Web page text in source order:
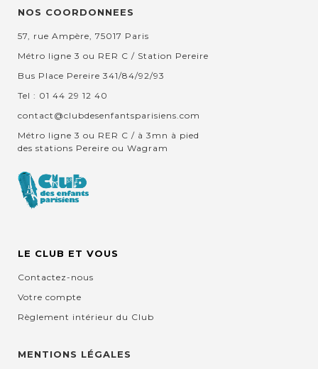
NOS COORDONNEES
57, rue Ampère, 75017 Paris
Métro ligne 3 ou RER C / Station Pereire
Bus Place Pereire 341/84/92/93
Tel : 01 44 29 12 40
contact@clubdesenfantsparisiens.com
Métro ligne 3 ou RER C / à 3mn à pied
des stations Pereire ou Wagram
LE CLUB ET VOUS
Contactez-nous
Votre compte
Règlement intérieur du Club
MENTIONS LÉGALES